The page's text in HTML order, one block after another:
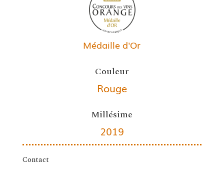
Médaille d'Or
Couleur
Rouge
Millésime
2019
Contact